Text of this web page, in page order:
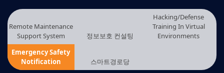
Remote Maintenance
Support System
정보보호 컨설팅
Hacking/Defense
Training In Virtual
Environments
Emergency Safety
Notification
스마트경로당